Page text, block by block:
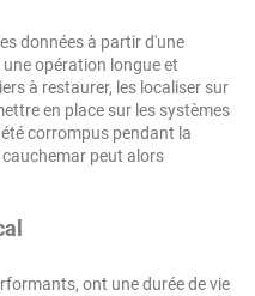
données à partir d'une
opération longue et
à restaurer, les localiser sur
en place sur les systèmes
corrompus pendant la
peut alors
ont une durée de vie